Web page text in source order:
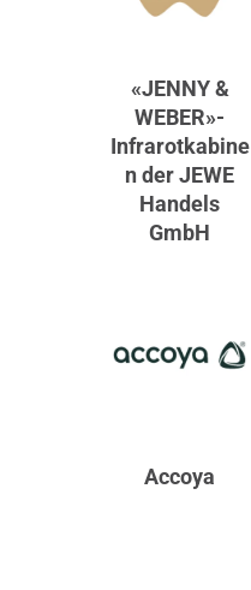
«JENNY &
WEBER»-
Infrarotkabine
n der JEWE
Handels
GmbH
Accoya